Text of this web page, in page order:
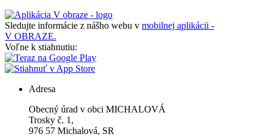
Sledujte informácie z nášho webu v mobilnej aplikácii -
V OBRAZE.
Voľne k stiahnutiu:
Adresa
Obecný úrad v obci MICHALOVÁ
Trosky č. 1,
976 57 Michalová, SR